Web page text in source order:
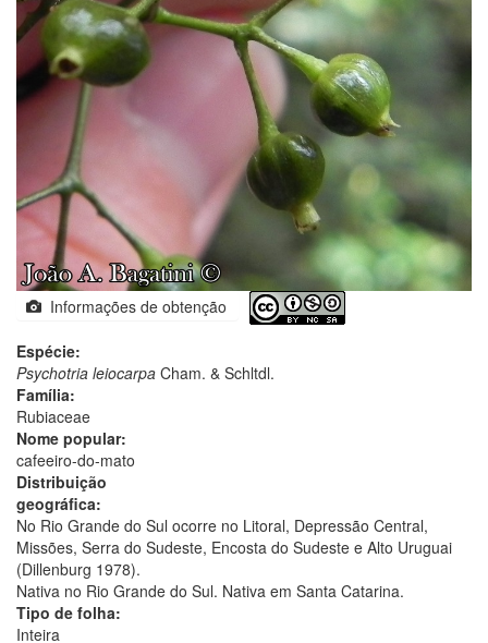
Informações de obtenção
Espécie:
Psychotria leiocarpa Cham. & Schltdl.
Família:
Rubiaceae
Nome popular:
cafeeiro-do-mato
Distribuição
geográfica:
No Rio Grande do Sul ocorre no Litoral, Depressão Central,
Missões, Serra do Sudeste, Encosta do Sudeste e Alto Uruguai
(Dillenburg 1978).
Nativa no Rio Grande do Sul. Nativa em Santa Catarina.
Tipo de folha:
Inteira